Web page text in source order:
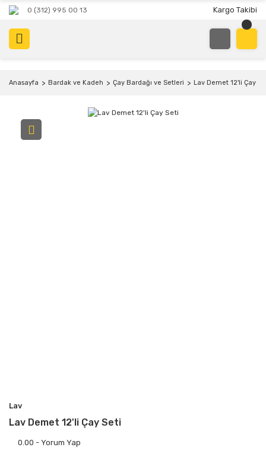
0 (312) 995 00 13 Kargo Takibi
Anasayfa Bardak ve Kadeh Çay Bardağı ve Setleri Lav Demet 12'li Çay
Lav
Lav Demet 12'li Çay Seti
0.00 - Yorum Yap